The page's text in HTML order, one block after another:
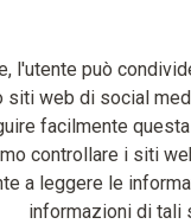
l'utente può
siti web di social
facilmente
controllare i siti
a leggere le
informazioni di tali